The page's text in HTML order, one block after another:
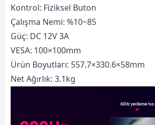
Kontrol: Fiziksel Buton
Çalışma Nemi: %10~85
Güç: DC 12V 3A
VESA: 100×100mm
Ürün Boyutları: 557.7×330.6×58mm
Net Ağırlık: 3.1kg